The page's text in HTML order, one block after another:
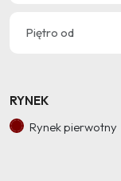
RYNEK
Rynek pierwotny